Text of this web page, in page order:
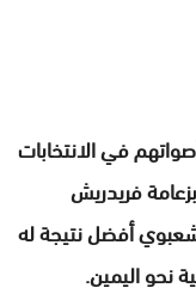
في الانتخابات
فريدريش
أفضل نتيجة له
نحو اليمين.